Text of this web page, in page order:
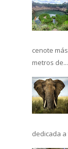
cenote
metros de...
dedicada